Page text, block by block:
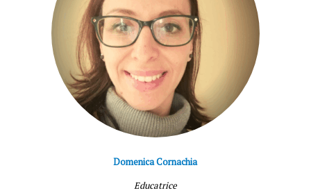
Domenica Cornachia
Educatrice